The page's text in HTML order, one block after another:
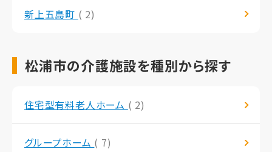
新上五島町 ( 2)
松浦市の介護施設を種別から探す
住宅型有料老人ホーム ( 2)
グループホーム ( 7)